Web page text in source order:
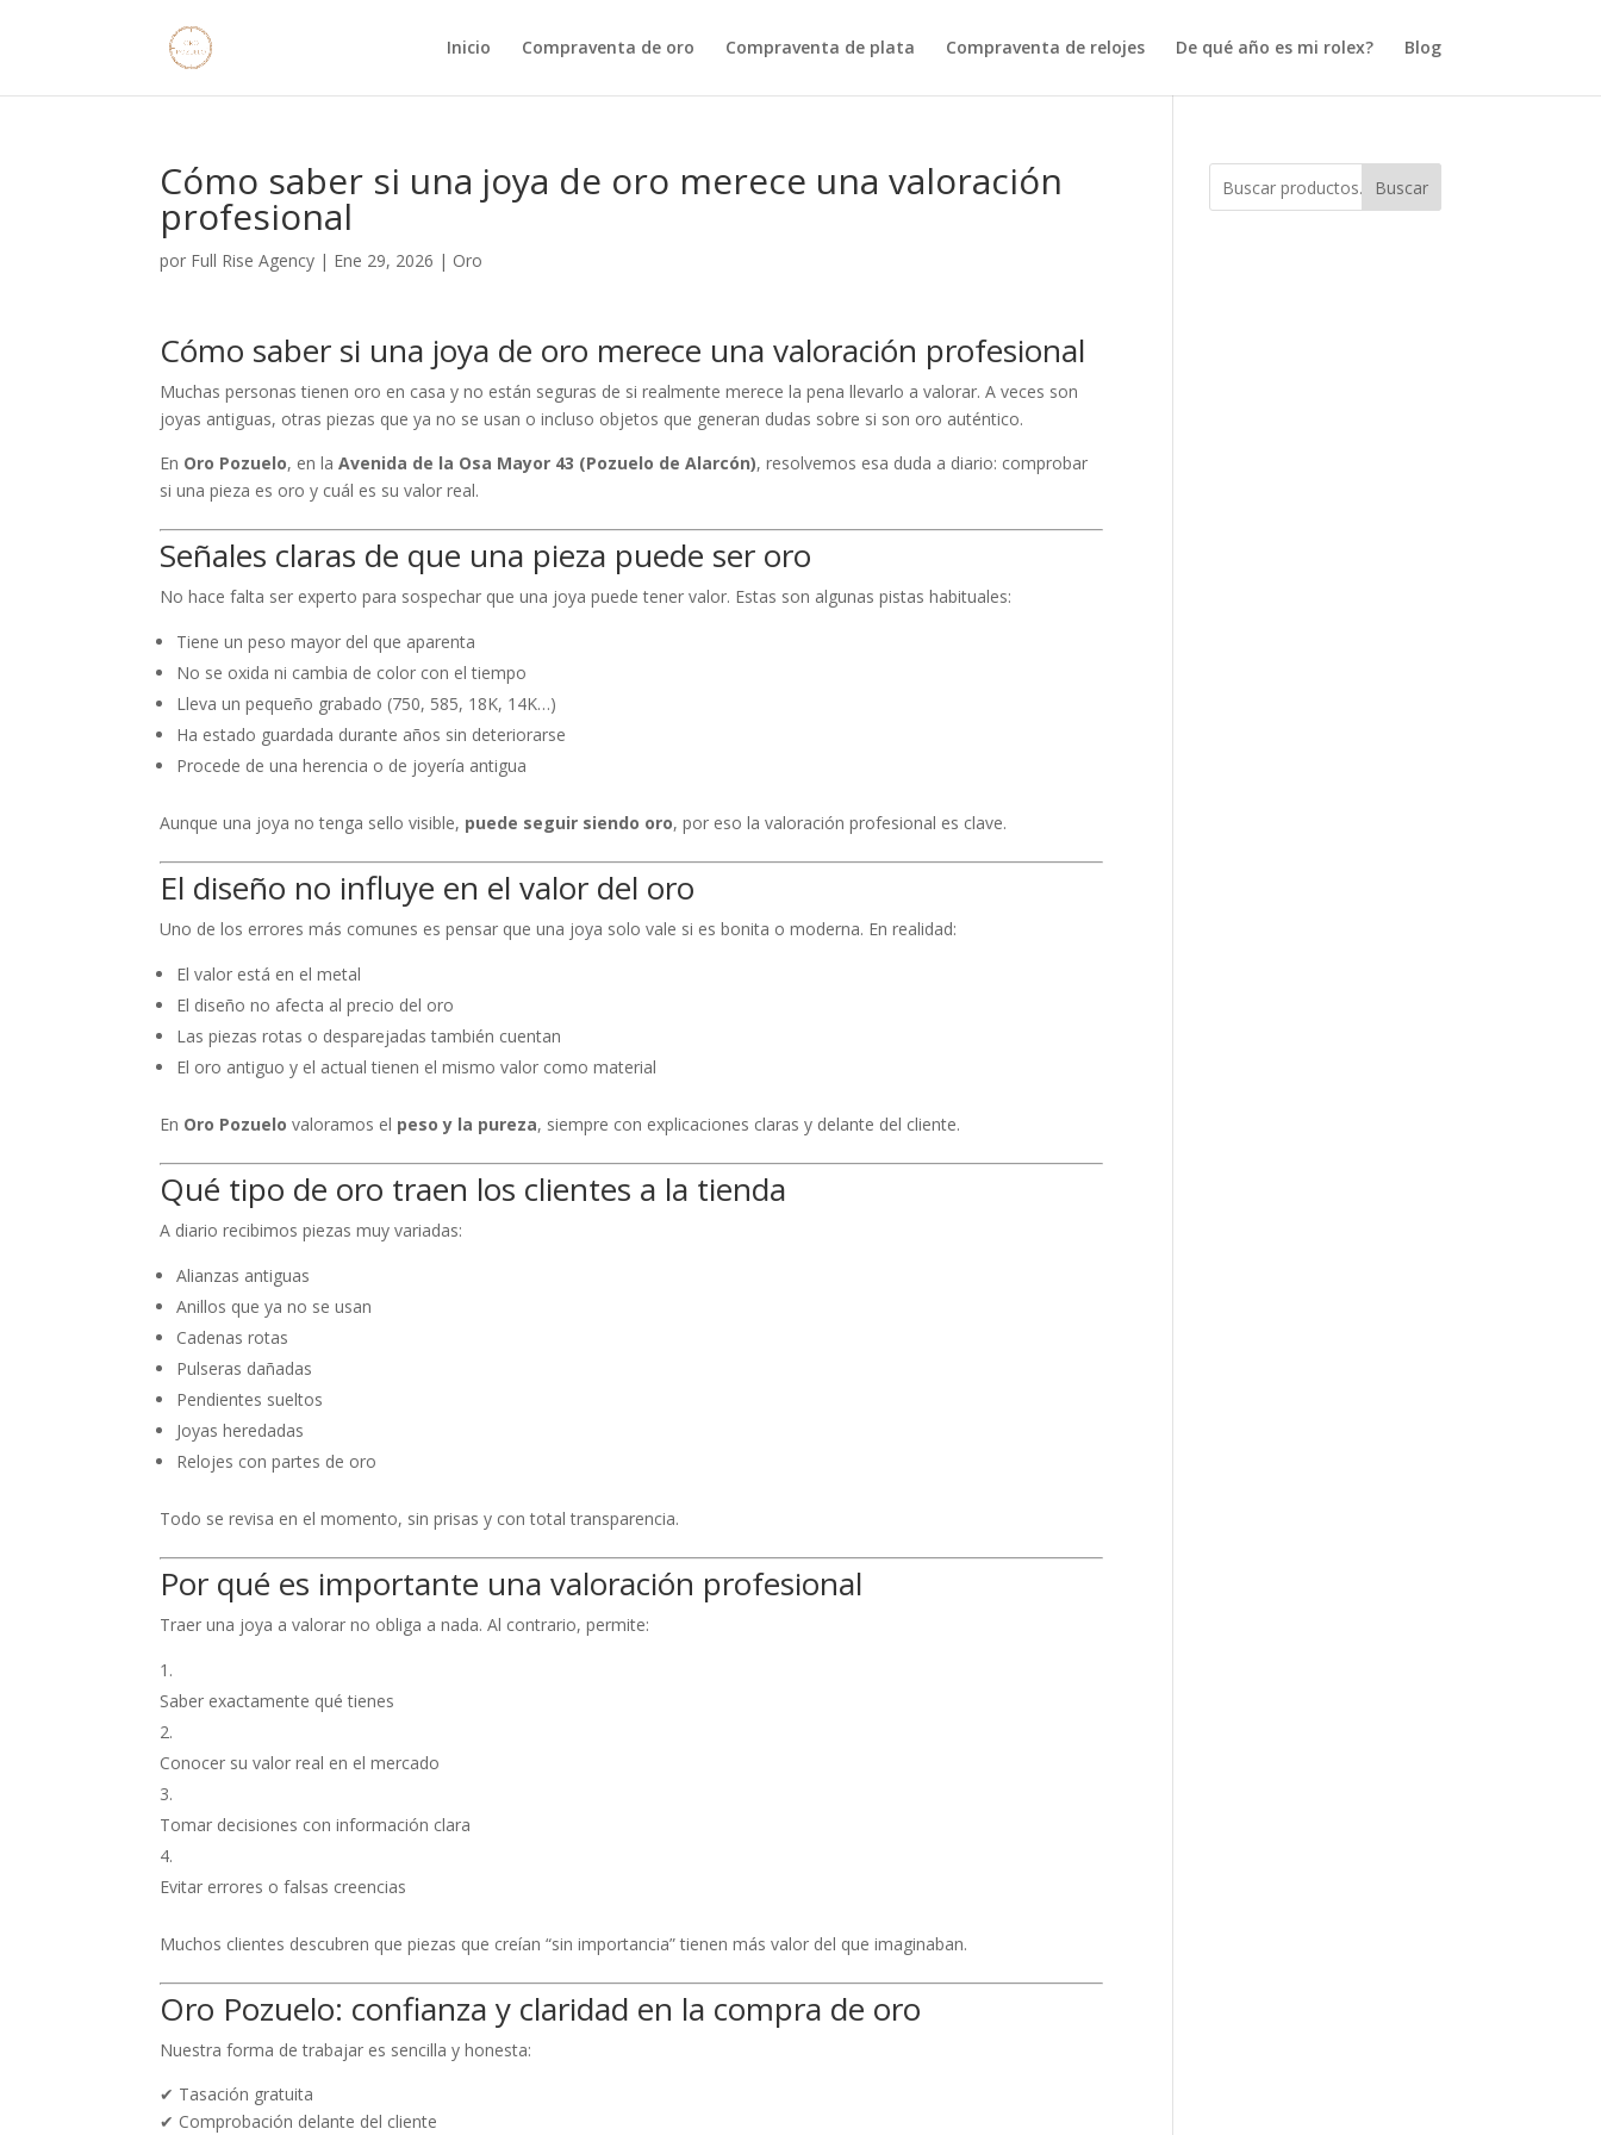
Inicio Compraventa de oro Compraventa de plata Compraventa de relojes De qué año es mi rolex? Blog
Cómo saber si una joya de oro merece una valoración
profesional
por Full Rise Agency | Ene 29, 2026 | Oro
Cómo saber si una joya de oro merece una valoración profesional
Muchas personas tienen oro en casa y no están seguras de si realmente merece la pena llevarlo a valorar. A veces son
joyas antiguas, otras piezas que ya no se usan o incluso objetos que generan dudas sobre si son oro auténtico.
En Oro Pozuelo, en laAvenida de la Osa Mayor 43 (Pozuelo de Alarcón), resolvemos esa duda a diario: comprobar
si una pieza es oro y cuál es su valor real.
Señales claras de que una pieza puede ser oro
No hace falta ser experto para sospechar que una joya puede tener valor. Estas son algunas pistas habituales:
Tiene un peso mayor del que aparenta
No se oxida ni cambia de color con el tiempo
Lleva un pequeño grabado (750, 585, 18K, 14K…)
Ha estado guardada durante años sin deteriorarse
Procede de una herencia o de joyería antigua
Aunque una joya no tenga sello visible, puede seguir siendo oro, por eso la valoración profesional es clave.
El diseño no influye en el valor del oro
Uno de los errores más comunes es pensar que una joya solo vale si es bonita o moderna. En realidad:
El valor está en el metal
El diseño no afecta al precio del oro
Las piezas rotas o desparejadas también cuentan
El oro antiguo y el actual tienen el mismo valor como material
En Oro Pozuelo valoramos el peso y la pureza, siempre con explicaciones claras y delante del cliente.
Qué tipo de oro traen los clientes a la tienda
A diario recibimos piezas muy variadas:
Alianzas antiguas
Anillos que ya no se usan
Cadenas rotas
Pulseras dañadas
Pendientes sueltos
Joyas heredadas
Relojes con partes de oro
Todo se revisa en el momento, sin prisas y con total transparencia.
Por qué es importante una valoración profesional
Traer una joya a valorar no obliga a nada. Al contrario, permite:
Saber exactamente qué tienes
Conocer su valor real en el mercado
Tomar decisiones con información clara
Evitar errores o falsas creencias
Muchos clientes descubren que piezas que creían “sin importancia” tienen más valor del que imaginaban.
Oro Pozuelo: confianza y claridad en la compra de oro
Nuestra forma de trabajar es sencilla y honesta:
✔ Tasación gratuita
✔ Comprobación delante del cliente
Buscar